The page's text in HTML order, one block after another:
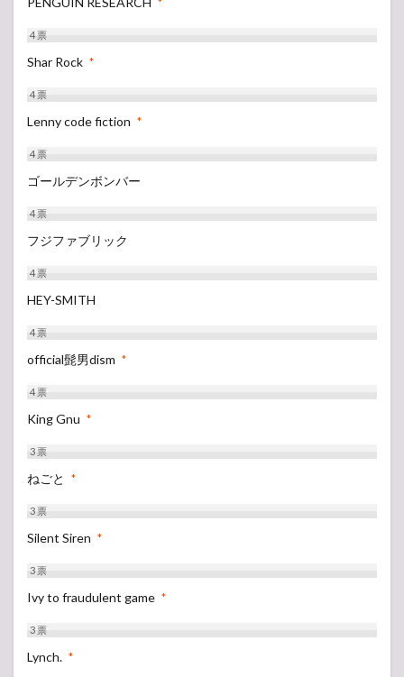
*
4票
Shar Rock *
4票
Lenny code fiction *
4票
ゴールデンボンバー
4票
フジファブリック
4票
HEY-SMITH
4票
official髭男dism *
4票
King Gnu *
3票
ねごと *
3票
Silent Siren *
3票
Ivy to fraudulent game *
3票
Lynch. *